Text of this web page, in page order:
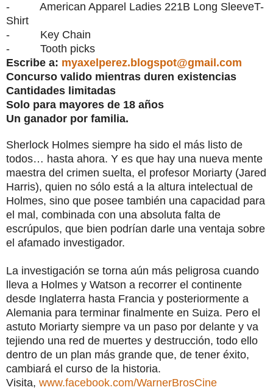
- American Apparel Ladies 221B Long SleeveT-
Shirt
- Key Chain
- Tooth picks
Escribe a: myaxelperez.blogspot@gmail.com
Concurso valido mientras duren existencias
Cantidades limitadas
Solo para mayores de 18 años
Un ganador por familia.
Sherlock Holmes siempre ha sido el más listo de
todos… hasta ahora. Y es que hay una nueva mente
maestra del crimen suelta, el profesor Moriarty (Jared
Harris), quien no sólo está a la altura intelectual de
Holmes, sino que posee también una capacidad para
el mal, combinada con una absoluta falta de
escrúpulos, que bien podrían darle una ventaja sobre
el afamado investigador.
La investigación se torna aún más peligrosa cuando
lleva a Holmes y Watson a recorrer el continente
desde Inglaterra hasta Francia y posteriormente a
Alemania para terminar finalmente en Suiza. Pero el
astuto Moriarty siempre va un paso por delante y va
tejiendo una red de muertes y destrucción, todo ello
dentro de un plan más grande que, de tener éxito,
cambiará el curso de la historia.
Visita, www.facebook.com/WarnerBrosCine